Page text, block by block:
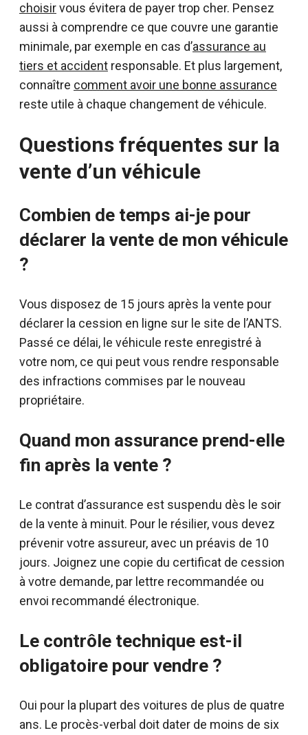
choisirvous évitera de payer trop cher. Pensez
aussi à comprendre ce que couvre une garantie
minimale, par exemple en cas d’assurance au
tiers et accident responsable. Et plus largement,
connaître comment avoir une bonne assurance
reste utile à chaque changement de véhicule.
Questions fréquentes sur la
vente d’un véhicule
Combien de temps ai-je pour
déclarer la vente de mon véhicule
?
Vous disposez de 15 jours après la vente pour
déclarer la cession en ligne sur le site de l’ANTS.
Passé ce délai, le véhicule reste enregistré à
votre nom, ce qui peut vous rendre responsable
des infractions commises par le nouveau
propriétaire.
Quand mon assurance prend-elle
fin après la vente ?
Le contrat d’assurance est suspendu dès le soir
de la vente à minuit. Pour le résilier, vous devez
prévenir votre assureur, avec un préavis de 10
jours. Joignez une copie du certificat de cession
à votre demande, par lettre recommandée ou
envoi recommandé électronique.
Le contrôle technique est-il
obligatoire pour vendre ?
Oui pour la plupart des voitures de plus de quatre
ans. Le procès-verbal doit dater de moins de six